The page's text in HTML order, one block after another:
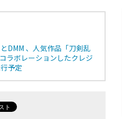
DMM 、人気作品「刀剣乱
ラボレーションしたクレジ
予定